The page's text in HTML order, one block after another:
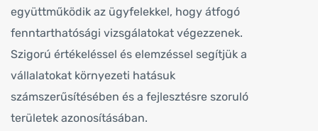
együttműködik az ügyfelekkel, hogy átfogó
fenntarthatósági vizsgálatokat végezzenek.
Szigorú értékeléssel és elemzéssel segítjük a
vállalatokat környezeti hatásuk
számszerűsítésében és a fejlesztésre szoruló
területek azonosításában.